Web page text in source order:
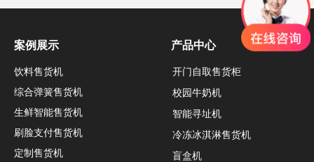
饮料售货机
综合弹簧售货机
生鲜智能售货机
刷脸支付售货机
定制售货机
案例展示 产品中心
开门自取售货柜
校园牛奶机
智能寻址机
冷冻冰淇淋售货机
盲盒机